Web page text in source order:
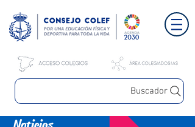
Buscador